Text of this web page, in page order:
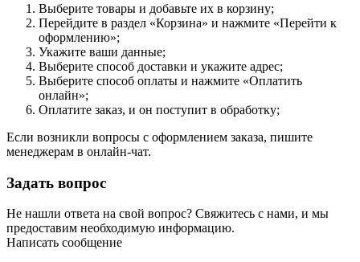
Выберите товары и добавьте их в корзину;
Перейдите в раздел «Корзина» и нажмите «Перейти к
оформлению»;
Укажите ваши данные;
Выберите способ доставки и укажите адрес;
Выберите способ оплаты и нажмите «Оплатить
онлайн»;
Оплатите заказ, и он поступит в обработку;
Если возникли вопросы с оформлением заказа, пишите
менеджерам в онлайн-чат.
Задать вопрос
Не нашли ответа на свой вопрос? Свяжитесь с нами, и мы
предоставим необходимую информацию.
Написать сообщение